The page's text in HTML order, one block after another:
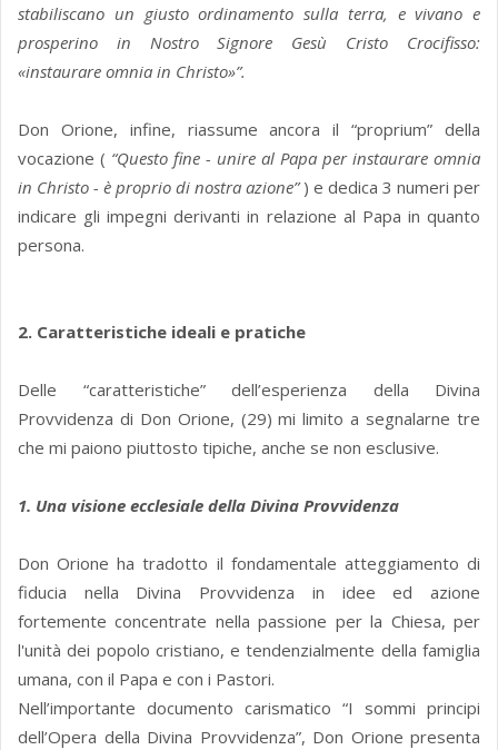
stabiliscano un giusto ordinamento sulla terra, e vivano e
prosperino in Nostro Signore Gesù Cristo Crocifisso:
«instaurare omnia in Christo»”.
Don Orione, infine, riassume ancora il “proprium” della
vocazione ( “Questo fine - unire al Papa per instaurare omnia
in Christo - è proprio di nostra azione”) e dedica 3 numeri per
indicare gli impegni derivanti in relazione al Papa in quanto
persona.
2. Caratteristiche ideali e pratiche
Delle “caratteristiche” dell’esperienza della Divina
Provvidenza di Don Orione, (29) mi limito a segnalarne tre
che mi paiono piuttosto tipiche, anche se non esclusive.
1. Una visione ecclesiale della Divina Provvidenza
Don Orione ha tradotto il fondamentale atteggiamento di
fiducia nella Divina Provvidenza in idee ed azione
fortemente concentrate nella passione per la Chiesa, per
l'unità dei popolo cristiano, e tendenzialmente della famiglia
umana, con il Papa e con i Pastori.
Nell’importante documento carismatico “I sommi principi
dell’Opera della Divina Provvidenza”, Don Orione presenta